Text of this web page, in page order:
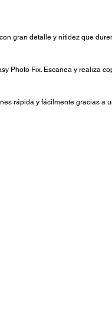
gran detalle y nitidez que
Photo Fix. Escanea y realiza
rápida y fácilmente gracias a